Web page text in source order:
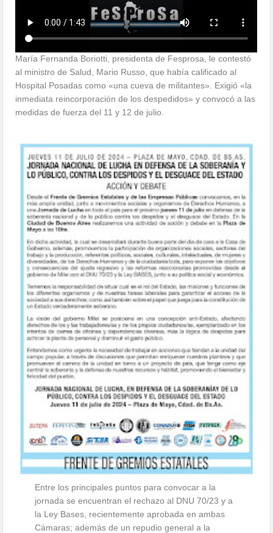
María Fernanda Boriotti, presidenta de Fesprosa, le contestó
al ministro de Salud, Mario Russo, que había calificado al
Hospital Posadas como «una cueva de militantes». Exigió «la
inmediata reincorporación de los despedidos» y convocó a las
medidas de fuerza del 11 y 12 de julio.
Entre los principales puntos para convocar a la
jornada se encuentran el rechazo al DNU 70/23 y a
la Ley Bases, recientemente aprobada en ambas
Cámaras; además de un repudio general a la